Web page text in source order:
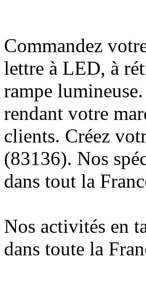
Commandez
lettre à LED, à
rampe
rendant votre
clients. Créez
(83136). Nos
dans tout la
Nos activités en
dans toute la